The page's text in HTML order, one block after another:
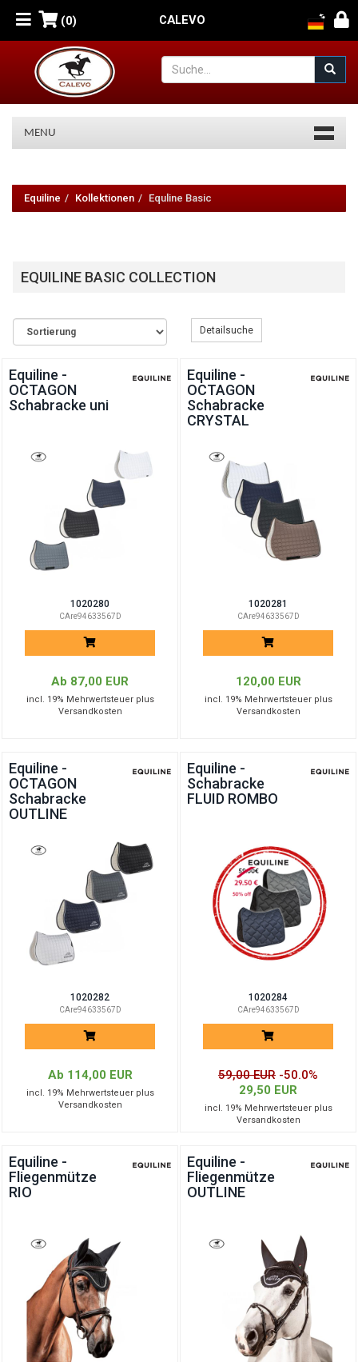
(0) CALEVO
MENU
Basic
Equiline Kollektionen Equline Basic
EQUILINE BASIC COLLECTION
Detailsuche
Equiline -
OCTAGON
Schabracke uni
1020280
CAre94633567D
Ab 87,00 EUR
incl. 19% Mehrwertsteuer plus
Versandkosten
Equiline -
OCTAGON
Schabracke
CRYSTAL
1020281
CAre94633567D
120,00 EUR
incl. 19% Mehrwertsteuer plus
Versandkosten
Equiline -
OCTAGON
Schabracke
OUTLINE
1020282
CAre94633567D
Ab 114,00 EUR
incl. 19% Mehrwertsteuer plus
Versandkosten
Equiline -
Schabracke
FLUID ROMBO
1020284
CAre94633567D
59,00 EUR -50.0%
29,50 EUR
incl. 19% Mehrwertsteuer plus
Versandkosten
Equiline -
Fliegenmütze
RIO
Equiline -
Fliegenmütze
OUTLINE